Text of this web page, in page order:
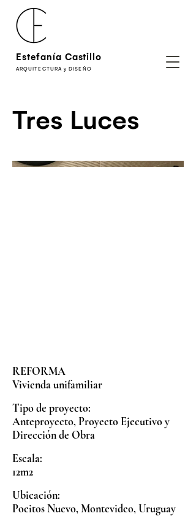
Estefanía Castillo
ARQUITECTURA y DISEÑO
Tres Luces
REFORMA
Vivienda unifamiliar
Tipo de proyecto:
Anteproyecto, Proyecto Ejecutivo y
Dirección de Obra
Escala:
12m2
Ubicación:
Pocitos Nuevo, Montevideo, Uruguay